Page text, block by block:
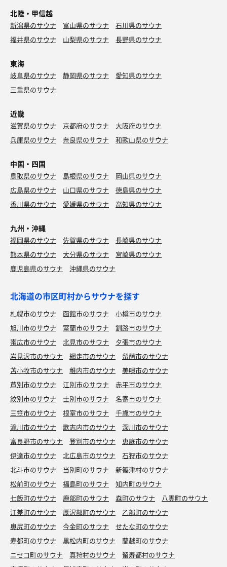
北陸・甲信越
新潟県のサウナ 富山県のサウナ
石川県のサウナ
福井県のサウナ
山梨県のサウナ 長野県のサウナ
東海
岐阜県のサウナ 静岡県のサウナ
愛知県のサウナ
三重県のサウナ
近畿
滋賀県のサウナ 京都府のサウナ
大阪府のサウナ
兵庫県のサウナ
奈良県のサウナ 和歌山県のサウナ
中国・四国
鳥取県のサウナ 島根県のサウナ
岡山県のサウナ
広島県のサウナ
山口県のサウナ
徳島県のサウナ
香川県のサウナ
愛媛県のサウナ 高知県のサウナ
九州・沖縄
福岡県のサウナ 佐賀県のサウナ
長崎県のサウナ
熊本県のサウナ
大分県のサウナ
宮崎県のサウナ
鹿児島県のサウナ
沖縄県のサウナ
北海道の市区町村からサウナを探す
札幌市のサウナ 函館市のサウナ
小樽市のサウナ
旭川市のサウナ
室蘭市のサウナ
釧路市のサウナ
帯広市のサウナ
北見市のサウナ
夕張市のサウナ
岩見沢市のサウナ
網走市のサウナ
留萌市のサウナ
苫小牧市のサウナ
稚内市のサウナ
美唄市のサウナ
芦別市のサウナ
江別市のサウナ
赤平市のサウナ
紋別市のサウナ
士別市のサウナ
名寄市のサウナ
三笠市のサウナ
根室市のサウナ
千歳市のサウナ
滝川市のサウナ
歌志内市のサウナ
深川市のサウナ
富良野市のサウナ
登別市のサウナ
恵庭市のサウナ
伊達市のサウナ
北広島市のサウナ
石狩市のサウナ
北斗市のサウナ
当別町のサウナ
新篠津村のサウナ
松前町のサウナ
福島町のサウナ
知内町のサウナ
七飯町のサウナ
鹿部町のサウナ 森町のサウナ
八雲町のサウナ
江差町のサウナ
厚沢部町のサウナ
乙部町のサウナ
奥尻町のサウナ
今金町のサウナ
せたな町のサウナ
寿都町のサウナ
黒松内町のサウナ
蘭越町のサウナ
ニセコ町のサウナ
真狩村のサウナ
留寿都村のサウナ